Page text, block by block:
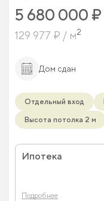
5 680 000 ₽
129 977 ₽ / м2
Дом сдан
Отдельный вход
Высота потолка 2 м
Ипотека
Подробнее